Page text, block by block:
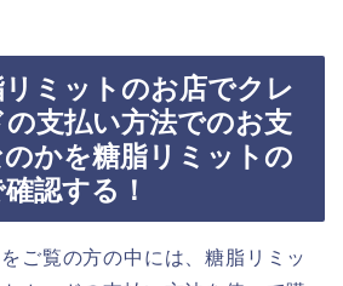
ミットのお店でクレ
支払い方法でのお支
かを糖脂リミットの
認する！
ご覧の方の中には、糖脂リミッ